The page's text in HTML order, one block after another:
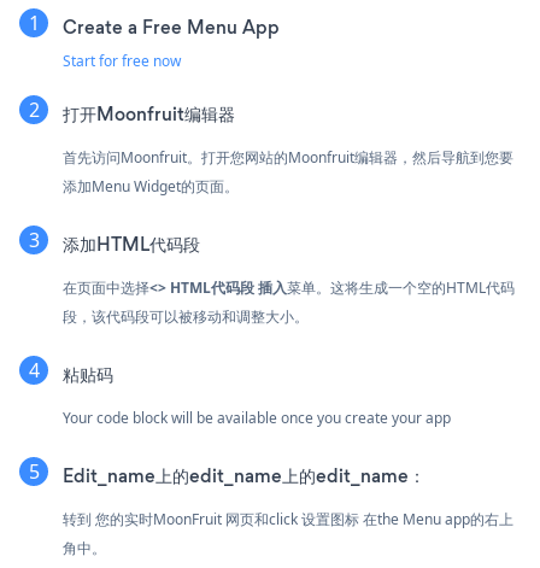
Create a Free Menu App
Start for free now
打开Moonfruit编辑器
首先访问Moonfruit。打开您网站的Moonfruit编辑器，然后导航到您要
添加Menu Widget的页面。
添加HTML代码段
在页面中选择<> HTML代码段插入菜单。这将生成一个空的HTML代码
段，该代码段可以被移动和调整大小。
粘贴码
Your code block will be available once you create your app
Edit_name上的edit_name上的edit_name：
转到 您的实时MoonFruit 网页和click 设置图标在the Menu app的右上
角中。